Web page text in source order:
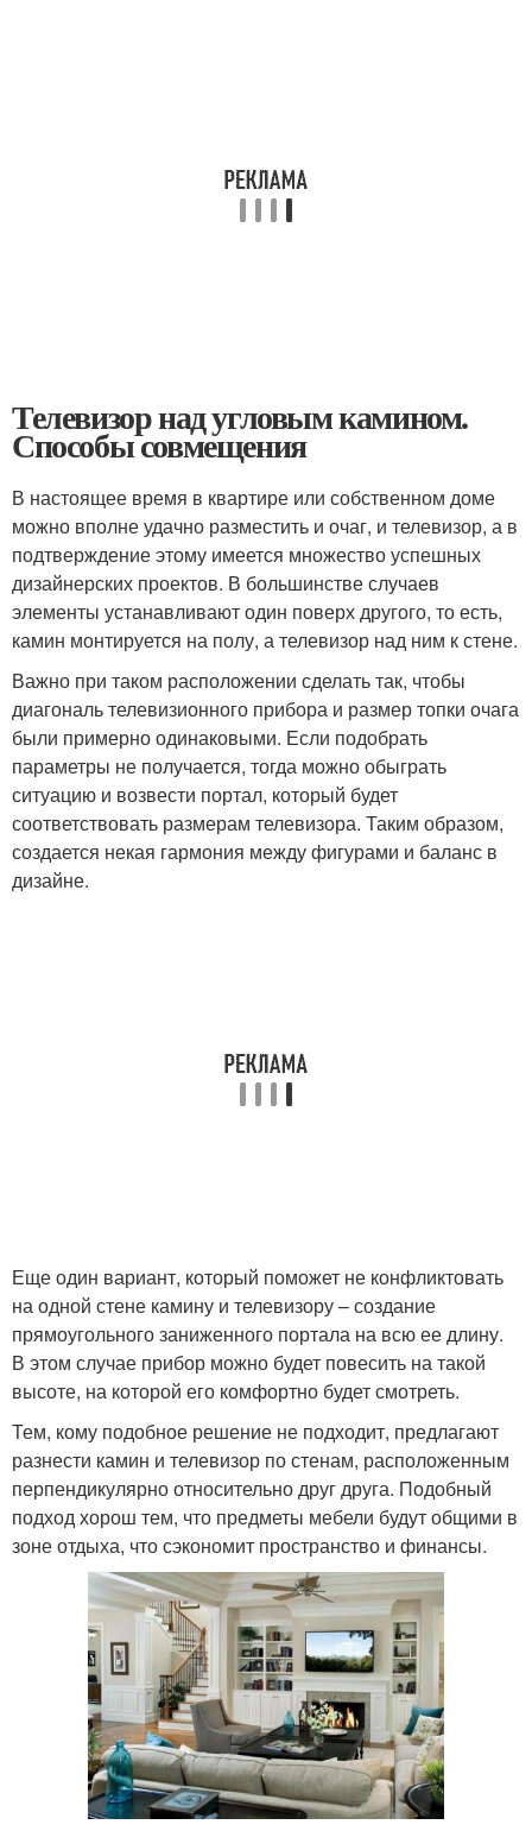
Телевизор над угловым камином.
Способы совмещения
В настоящее время в квартире или собственном доме
можно вполне удачно разместить и очаг, и телевизор, а в
подтверждение этому имеется множество успешных
дизайнерских проектов. В большинстве случаев
элементы устанавливают один поверх другого, то есть,
камин монтируется на полу, а телевизор над ним к стене.
Важно при таком расположении сделать так, чтобы
диагональ телевизионного прибора и размер топки очага
были примерно одинаковыми. Если подобрать
параметры не получается, тогда можно обыграть
ситуацию и возвести портал, который будет
соответствовать размерам телевизора. Таким образом,
создается некая гармония между фигурами и баланс в
дизайне.
Еще один вариант, который поможет не конфликтовать
на одной стене камину и телевизору – создание
прямоугольного заниженного портала на всю ее длину.
В этом случае прибор можно будет повесить на такой
высоте, на которой его комфортно будет смотреть.
Тем, кому подобное решение не подходит, предлагают
разнести камин и телевизор по стенам, расположенным
перпендикулярно относительно друг друга. Подобный
подход хорош тем, что предметы мебели будут общими в
зоне отдыха, что сэкономит пространство и финансы.